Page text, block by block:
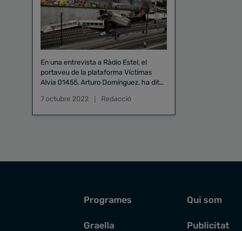
En una entrevista a Ràdio Estel, el
portaveu de la plataforma Víctimas
Alvia 01455, Arturo Domínguez, ha dit
XXI no es vulgui investigar".
7 octubre 2022 Redacció
Programes
Graella
Qui som
Publicitat